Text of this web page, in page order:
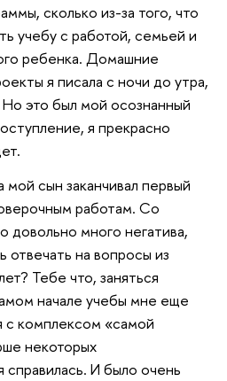
сколько из-за того, что
учебу с работой, семьей и
ребенка. Домашние
я писала с ночи до утра,
это был мой осознанный
я прекрасно
сын заканчивал первый
работам. Со
довольно много негатива,
отвечать на вопросы из
Тебе что, заняться
начале учебы мне еще
с комплексом «самой
некоторых
И было очень